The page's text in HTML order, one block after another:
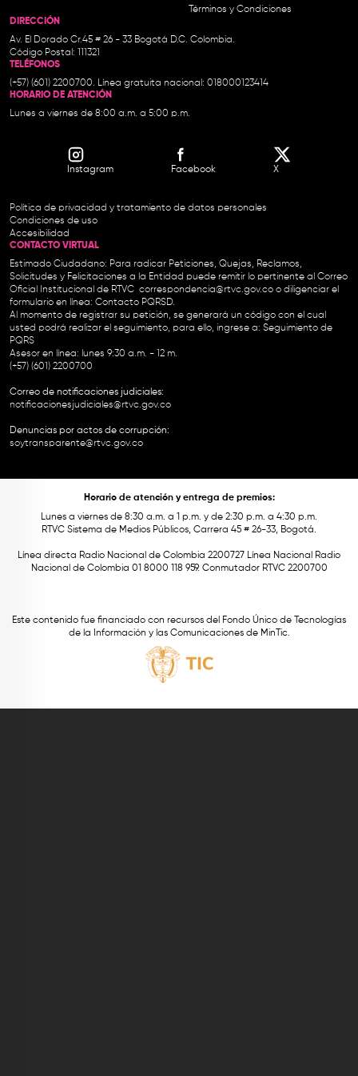
Términos y Condiciones
DIRECCIÓN
Av. El Dorado Cr.45 # 26 - 33 Bogotá D.C. Colombia.
Código Postal: 111321
TELÉFONOS
(+57) (601) 2200700. Línea gratuita nacional: 018000123414
HORARIO DE ATENCIÓN
Lunes a viernes de 8:00 a.m. a 5:00 p.m.
Instagram Facebook X
Política de privacidad y tratamiento de datos personales
Condiciones de uso
Accesibilidad
CONTACTO VIRTUAL
Estimado Ciudadano: Para radicar Peticiones, Quejas, Reclamos,
Solicitudes y Felicitaciones a la Entidad puede remitir lo pertinente al Correo
Oficial Institucional de RTVC correspondencia@rtvc.gov.co o diligenciar el
formulario en línea: Contacto PQRSD.
Al momento de registrar su petición, se generará un código con el cual
usted podrá realizar el seguimiento, para ello, ingrese a: Seguimiento de
PQRS
Asesor en línea: lunes 9:30 a.m. - 12 m.
(+57) (601) 2200700
Correo de notificaciones judiciales:
notificacionesjudiciales@rtvc.gov.co
Denuncias por actos de corrupción:
soytransparente@rtvc.gov.co
Horario de atención y entrega de premios:
Lunes a viernes de 8:30 a.m. a 1 p.m. y de 2:30 p.m. a 4:30 p.m.
RTVC Sistema de Medios Públicos, Carrera 45 # 26-33, Bogotá.
Línea directa Radio Nacional de Colombia 2200727 Línea Nacional Radio
Nacional de Colombia 01 8000 118 959. Conmutador RTVC 2200700
Este contenido fue financiado con recursos del Fondo Único de Tecnologías
de la Información y las Comunicaciones de MinTic.